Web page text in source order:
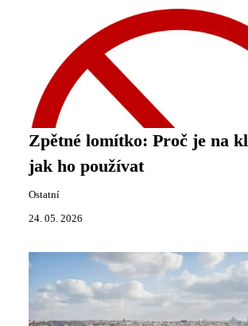
Zpětné lomítko: Proč je na
jak ho používat
Ostatní
24. 05. 2026